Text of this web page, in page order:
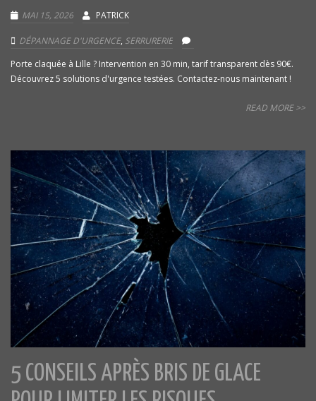
MAI 15, 2026 PATRICK
DÉPANNAGE D'URGENCE, SERRURERIE
Porte claquée à Lille ? Intervention en 30 min, tarif transparent dès 90€.
Découvrez 5 solutions d'urgence testées. Contactez-nous maintenant !
READ MORE >>
5 CONSEILS APRÈS BRIS DE GLACE